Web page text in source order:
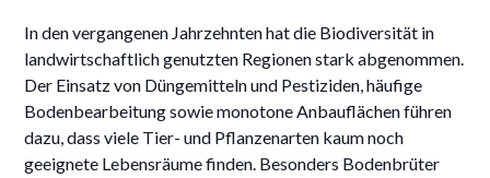
In den vergangenen Jahrzehnten hat die Biodiversität in
landwirtschaftlich genutzten Regionen stark abgenommen.
Der Einsatz von Düngemitteln und Pestiziden, häufige
Bodenbearbeitung sowie monotone Anbauflächen führen
dazu, dass viele Tier- und Pflanzenarten kaum noch
geeignete Lebensräume finden. Besonders Bodenbrüter